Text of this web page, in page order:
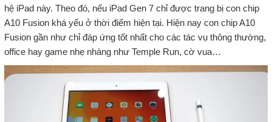
hệ iPad này. Theo đó, nếu iPad Gen 7 chỉ được trang bị con chip
A10 Fusion khá yếu ở thời điểm hiện tại. Hiện nay con chip A10
Fusion gần như chỉ đáp ứng tốt nhất cho các tác vụ thông thường,
office hay game nhẹ nhàng như Temple Run, cờ vua…